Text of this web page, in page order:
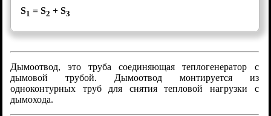
S1 = S2 + S3
Дымоотвод, это труба соединяющая теплогенератор с
дымовой трубой. Дымоотвод монтируется из
одноконтурных труб для снятия тепловой нагрузки с
дымохода.